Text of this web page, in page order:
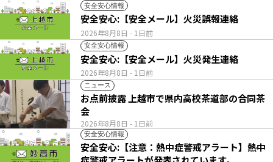
安全安心情報
2026年8月8日 - 1日前
安全安心:【安全メール】火災誤報連絡
安全安心情報
2026年8月8日 - 1日前
安全安心:【安全メール】火災発生連絡
ニュース
2026年8月8日 - 1日前
お点前披露 上越市で県内高校茶道部の合同茶
会
安全安心情報
安全安心:【注意：熱中症警戒アラート】熱中